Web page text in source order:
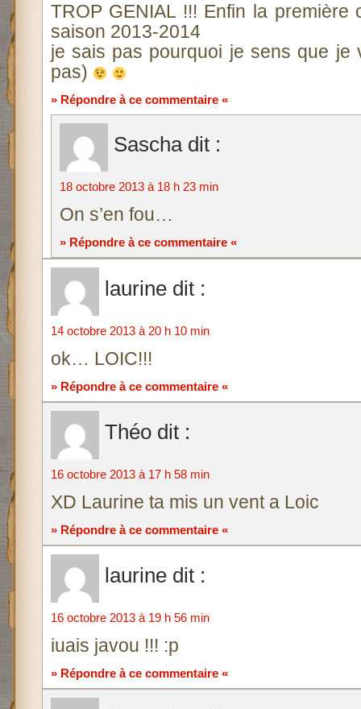
TROP GENIAL !!! Enfin la première
saison 2013-2014
je sais pas pourquoi je sens que je
pas)
» Répondre à ce commentaire «
Sascha dit :
18 octobre 2013 à 18 h 23 min
On s’en fou…
» Répondre à ce commentaire «
laurine dit :
14 octobre 2013 à 20 h 10 min
ok… LOIC!!!
» Répondre à ce commentaire «
Théo dit :
16 octobre 2013 à 17 h 58 min
XD Laurine ta mis un vent a Loic
» Répondre à ce commentaire «
laurine dit :
16 octobre 2013 à 19 h 56 min
iuais javou !!! :p
» Répondre à ce commentaire «